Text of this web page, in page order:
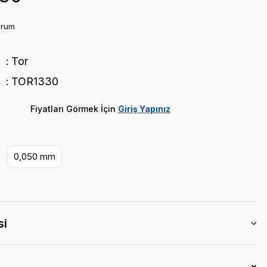
Tor
TOR1330
Fiyatları Görmek İçin Giriş Yapınız
0,050 mm